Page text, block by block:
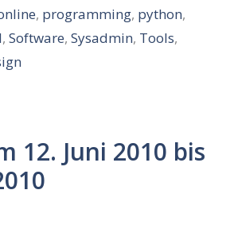
, programming, python,
, Software, Sysadmin, Tools,
12. Juni 2010 bis